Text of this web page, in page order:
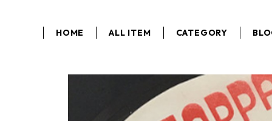
HOME ALL ITEM CATEGORY